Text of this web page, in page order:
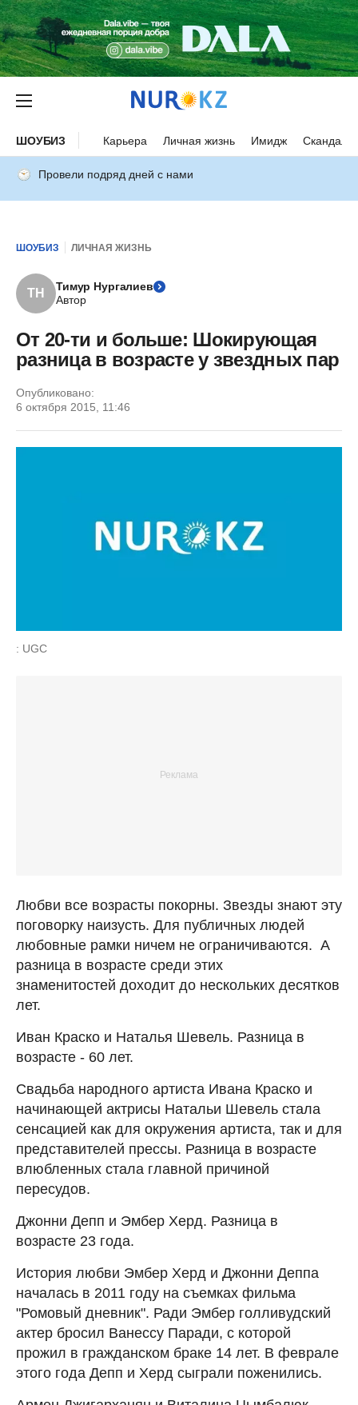
ШОУБИЗ Карьера Личная жизнь Имидж Скандалы
Провели подряд дней с нами
ШОУБИЗ ЛИЧНАЯ ЖИЗНЬ
ТН
Тимур Нургалиев
Автор
От 20-ти и больше: Шокирующая
разница в возрасте у звездных пар
Опубликовано:
6 октября 2015, 11:46
: UGC
Любви все возрасты покорны. Звезды знают эту
поговорку наизусть. Для публичных людей
любовные рамки ничем не ограничиваются. А
разница в возрасте среди этих
знаменитостей доходит до нескольких десятков
лет.
Иван Краско и Наталья Шевель. Разница в
возрасте - 60 лет.
Свадьба народного артиста Ивана Краско и
начинающей актрисы Натальи Шевель стала
сенсацией как для окружения артиста, так и для
представителей прессы. Разница в возрасте
влюбленных стала главной причиной
пересудов.
Джонни Депп и Эмбер Херд. Разница в
возрасте 23 года.
История любви Эмбер Херд и Джонни Деппа
началась в 2011 году на съемках фильма
"Ромовый дневник". Ради Эмбер голливудский
актер бросил Ванессу Паради, с которой
прожил в гражданском браке 14 лет. В феврале
этого года Депп и Херд сыграли поженились.